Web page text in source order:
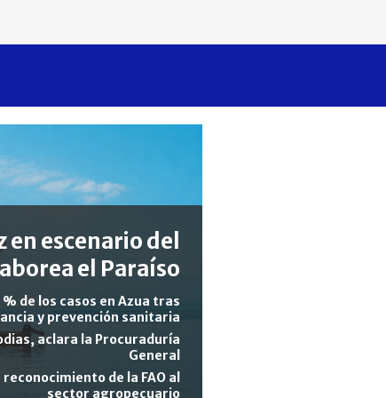
en escenario del
el Paraíso
de los casos en Azua tras
y prevención sanitaria
aclara la Procuraduría
General
de la FAO al
sector agropecuario